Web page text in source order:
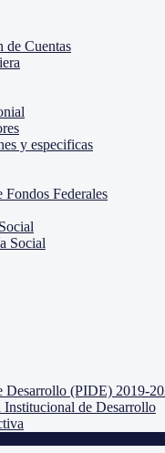
de Cuentas
y especificas
Federales
Social
Desarrollo (PIDE) 2019-
de Desarrollo